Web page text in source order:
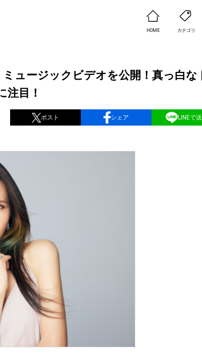
HOME カテゴリ
ュージックビデオを公開！真っ白な
目！
ポスト シェア LINEで